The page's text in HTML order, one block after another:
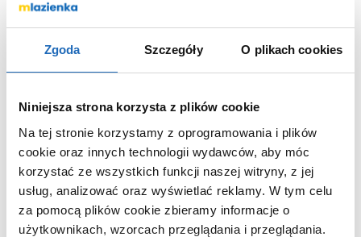
Zgoda Szczegóły O plikach cookies
Niniejsza strona korzysta z plików cookie
Na tej stronie korzystamy z oprogramowania i plików
cookie oraz innych technologii wydawców, aby móc
korzystać ze wszystkich funkcji naszej witryny, z jej
usług, analizować oraz wyświetlać reklamy. W tym celu
za pomocą plików cookie zbieramy informacje o
użytkownikach, wzorcach przeglądania i przeglądania.
Korek do umywalki czarny RE090000037160
Ten produkt nie jest już dostępny w naszej ofercie.